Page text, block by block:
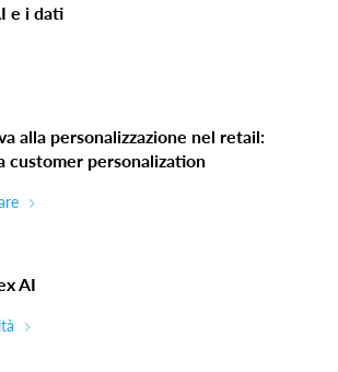
e i dati
alla personalizzazione nel retail:
customer personalization
AI